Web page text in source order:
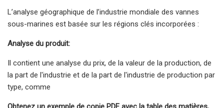
L’analyse géographique de l’industrie mondiale des vannes
sous-marines est basée sur les régions clés incorporées :
Analyse du produit:
Il contient une analyse du prix, de la valeur de la production, de
la part de l'industrie et de la part de l'industrie de production par
type, comme